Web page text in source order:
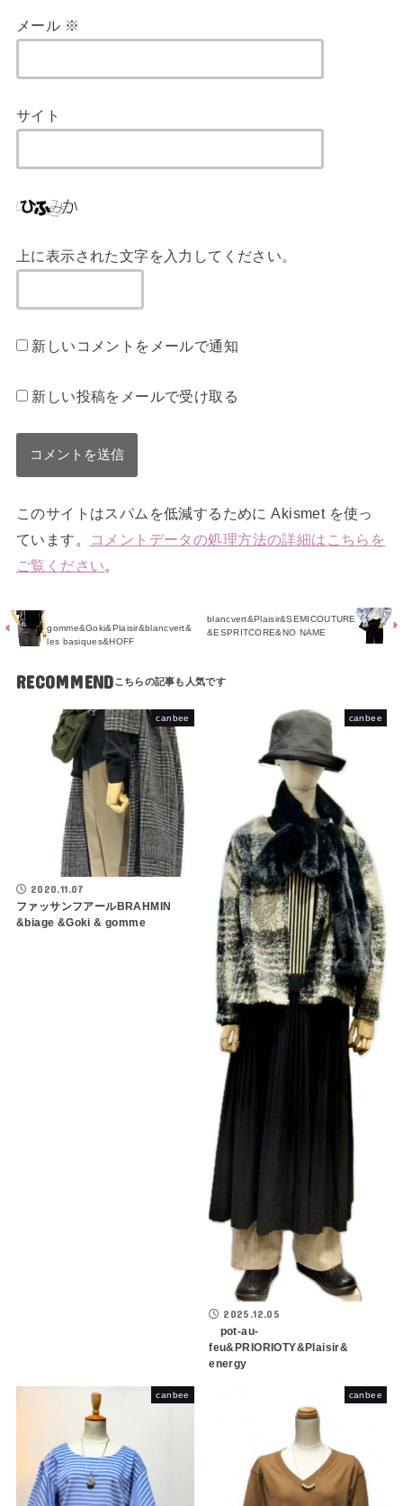
メール ※
サイト
上に表示された文字を入力してください。
新しいコメントをメールで通知
新しい投稿をメールで受け取る
このサイトはスパムを低減するために Akismet を使っ
ています。
コメントデータの処理方法の詳細はこちらを
ご覧ください。
gomme&Goki&Plaisir&blancvert&
les basiques&HOFF
blancvert&Plaisir&SEMICOUTURE
&ESPRITCORE&NO NAME
RECOMMEND
canbee
2020.11.07
ファッサンフアールBRAHMIN
&biage &Goki & gomme
canbee
2025.12.05
pot-au-
feu&PRIORIOTY&Plaisir&
energy
canbee canbee